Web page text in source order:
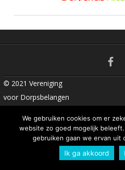
© 2021 Vereniging
voor Dorpsbelangen
We gebruiken cookies om er
website zo goed mogelijk
gebruiken gaan we ervan uit
Ik ga akkoord